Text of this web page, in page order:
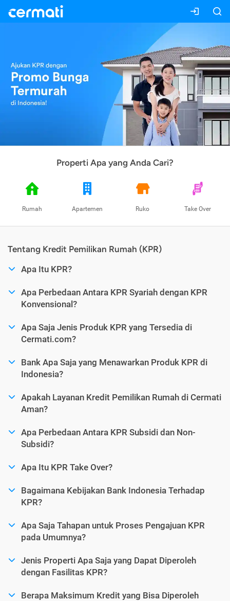
Properti Apa yang Anda Cari?
Rumah Apartemen Ruko Take Over
Tentang Kredit Pemilikan Rumah (KPR)
Apa Itu KPR?
Apa Perbedaan Antara KPR Syariah dengan KPR
Konvensional?
Apa Saja Jenis Produk KPR yang Tersedia di
Cermati.com?
Bank Apa Saja yang Menawarkan Produk KPR di
Indonesia?
Apakah Layanan Kredit Pemilikan Rumah di Cermati
Aman?
Apa Perbedaan Antara KPR Subsidi dan Non-
Subsidi?
Apa Itu KPR Take Over?
Bagaimana Kebijakan Bank Indonesia Terhadap
KPR?
Apa Saja Tahapan untuk Proses Pengajuan KPR
pada Umumnya?
Jenis Properti Apa Saja yang Dapat Diperoleh
dengan Fasilitas KPR?
Berapa Maksimum Kredit yang Bisa Diperoleh